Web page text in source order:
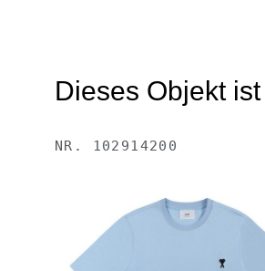
Dieses Objekt
NR. 102914200